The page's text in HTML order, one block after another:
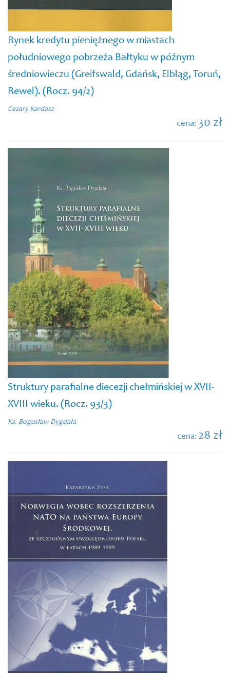
Rynek kredytu pieniężnego w miastach
południowego pobrzeża Bałtyku w późnym
średniowieczu (Greifswald, Gdańsk, Elbląg, Toruń,
Rewel). (Rocz. 94/2)
Cezary Kardasz
cena: 30 zł
Struktury parafialne diecezji chełmińskiej w XVII-
XVIII wieku. (Rocz. 93/3)
Ks. Bogusław Dygdała
cena: 28 zł